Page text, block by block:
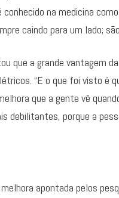
na medicina
caindo para um lado;
que a grande vantagem
“E o que foi visto é
que a gente vê
debilitantes, porque a
apontada pelos